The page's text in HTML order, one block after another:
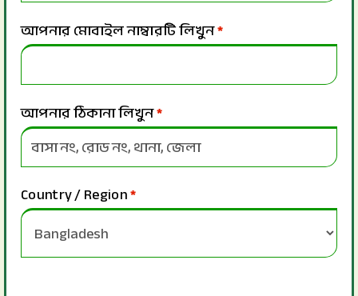
আপনার মোবাইল নাম্বারটি লিখুন*
আপনার ঠিকানা লিখুন*
Country / Region*